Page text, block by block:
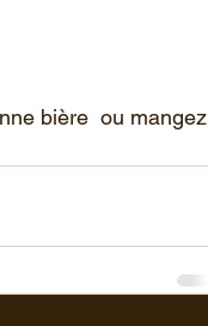
bière  ou mangez